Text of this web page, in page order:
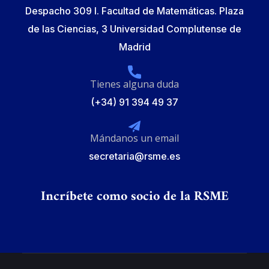
Despacho 309 I. Facultad de Matemáticas. Plaza
de las Ciencias, 3 Universidad Complutense de
Madrid
Tienes alguna duda
(+34) 91 394 49 37
Mándanos un email
secretaria@rsme.es
Incríbete como socio de la RSME